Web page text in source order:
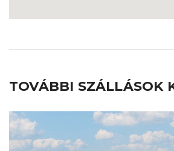
TOVÁBBI SZÁLLÁSOK